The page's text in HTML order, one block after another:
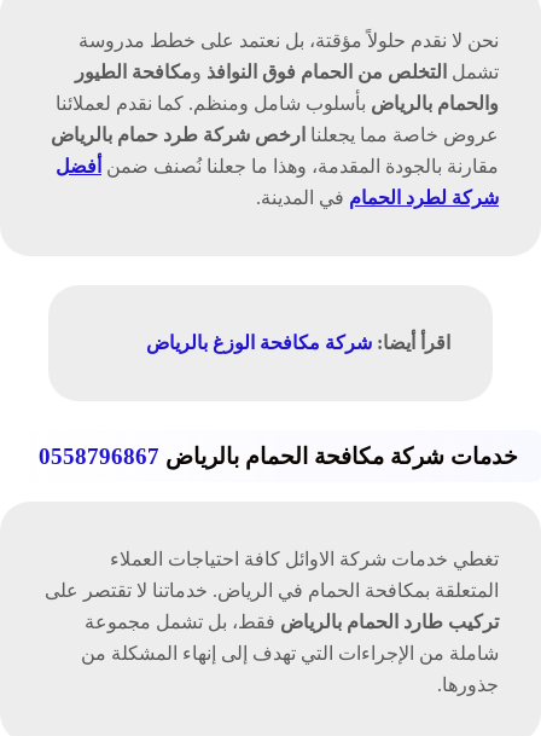
نحن لا نقدم حلولاً مؤقتة، بل نعتمد على خطط مدروسة
تشمل التخلص من الحمام فوق النوافذ ومكافحة الطيور
والحمام بالرياض بأسلوب شامل ومنظم. كما نقدم لعملائنا
عروض خاصة مما يجعلنا ارخص شركة طرد حمام بالرياض
مقارنة بالجودة المقدمة، وهذا ما جعلنا نُصنف ضمن أفضل
شركة لطرد الحمام في المدينة.
اقرأ أيضا: شركة مكافحة الوزغ بالرياض
خدمات شركة مكافحة الحمام بالرياض 0558796867
تغطي خدمات شركة الاوائل كافة احتياجات العملاء
المتعلقة بمكافحة الحمام في الرياض. خدماتنا لا تقتصر على
تركيب طارد الحمام بالرياض فقط، بل تشمل مجموعة
شاملة من الإجراءات التي تهدف إلى إنهاء المشكلة من
جذورها.